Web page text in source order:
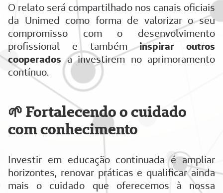
O relato será compartilhado nos canais oficiais
da Unimed como forma de valorizar o seu
compromisso com o desenvolvimento
profissional e tambéminspirar outros
cooperados a investirem no aprimoramento
contínuo.
🌱 Fortalecendo o cuidado
com conhecimento
Investir em educação continuada é ampliar
horizontes, renovar práticas e qualificar ainda
mais o cuidado que oferecemos à nossa